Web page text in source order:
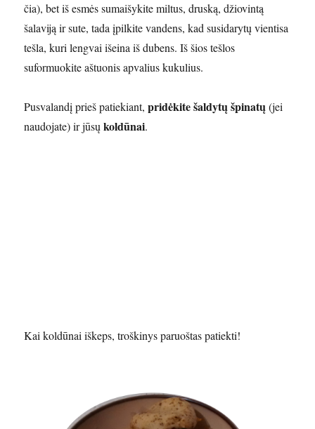
čia), bet iš esmės sumaišykite miltus, druską, džiovintą
šalaviją ir sute, tada įpilkite vandens, kad susidarytų vientisa
tešla, kuri lengvai išeina iš dubens. Iš šios tešlos
suformuokite aštuonis apvalius kukulius.
Pusvalandį prieš patiekiant,pridėkite šaldytų špinatų(jei
naudojate) ir jūsųkoldūnai.
Kai koldūnai iškeps, troškinys paruoštas patiekti!